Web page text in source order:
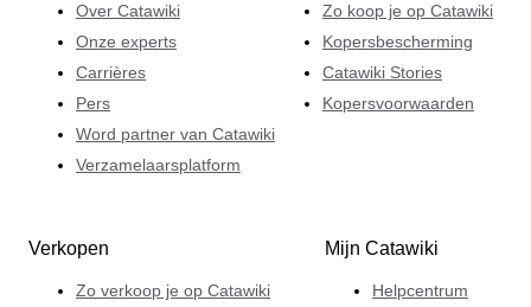
Over Catawiki
Onze experts
Carrières
Pers
Word partner van Catawiki
Verzamelaarsplatform
Zo koop je op Catawiki
Kopersbescherming
Catawiki Stories
Kopersvoorwaarden
Verkopen
Zo verkoop je op Catawiki
Mijn Catawiki
Helpcentrum